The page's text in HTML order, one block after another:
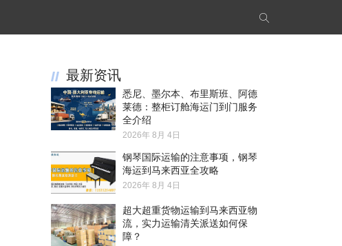
最新资讯
悉尼、墨尔本、布里斯班、阿德
莱德：整柜订舱海运门到门服务
全介绍
2026年 8月 4日
钢琴国际运输的注意事项，钢琴
海运到马来西亚全攻略
2026年 8月 4日
超大超重货物运输到马来西亚物
流，实力运输清关派送如何保
障？